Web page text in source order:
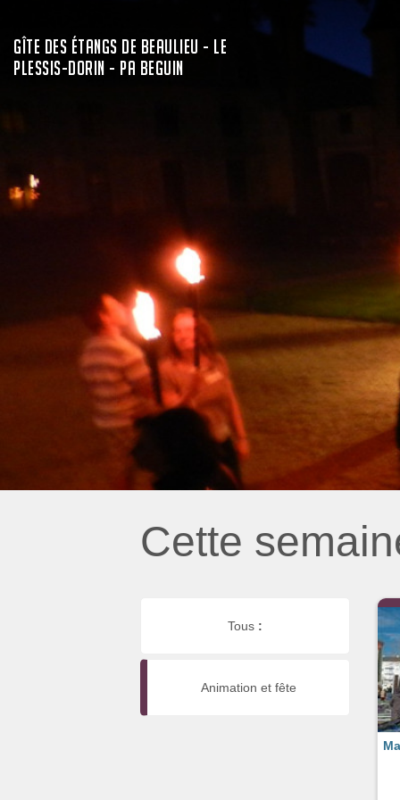
GÎTE DES ÉTANGS DE BEAULIEU - LE
PLESSIS-DORIN - PA BEGUIN
Cette
Tous :
Animation et fête